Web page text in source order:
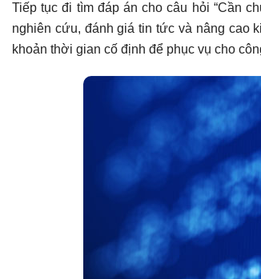
Tiếp tục đi tìm đáp án cho câu hỏi “Cần
nghiên cứu, đánh giá tin tức và nâng cao
khoản thời gian cố định để phục vụ cho